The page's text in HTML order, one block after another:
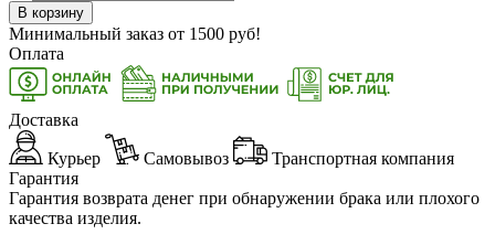
В корзину
Минимальный заказ от 1500 руб!
Оплата
Доставка
Курьер Самовывоз
Транспортная компания
Гарантия
Гарантия возврата денег при обнаружении брака или плохого
качества изделия.